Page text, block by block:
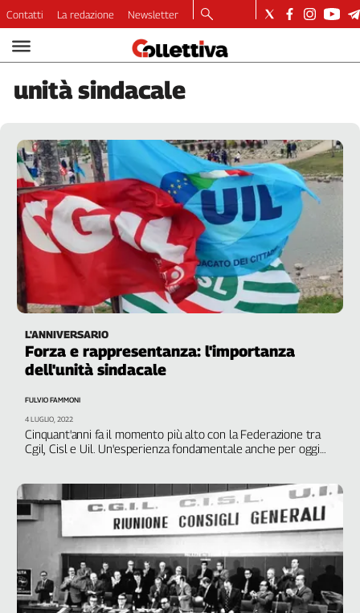
Video
Podcast
Dirette
Economia
Lavoro
Ambiente
Diritti
Welfare
Italia
Internazionale
Culture
Categorie
Filcams
Filt
Fiom
Flai
Flc
Slc
Spi
Contatti La redazione Newsletter
unità sindacale
L'ANNIVERSARIO
Forza e rappresentanza: l'importanza
dell'unità sindacale
Cinquant'anni fa il momento più alto con la Federazione tra
Cgil, Cisl e Uil. Un'esperienza fondamentale anche per oggi
FULVIO FAMMONI
4 LUGLIO, 2022